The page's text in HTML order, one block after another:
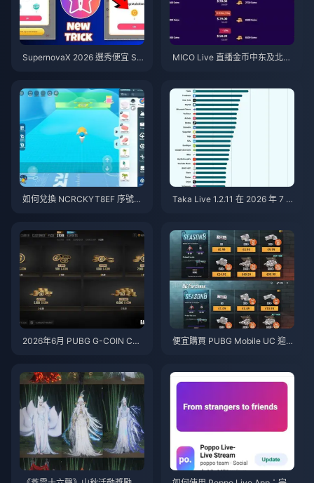
SupernovaX 2026 選秀便宜 Sta
MICO Live 直播金币中东及北非
如何兌換 NCRCKYT8EF 序號以
Taka Live 1.2.11 在 2026 年 7 月
2026年6月 PUBG G-COIN CD
便宜購買 PUBG Mobile UC 迎戰
值指南